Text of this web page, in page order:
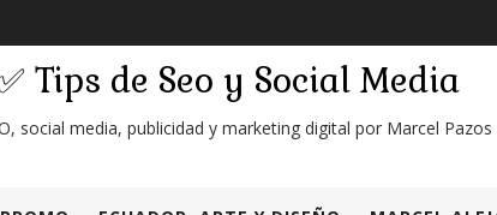
Tips de Seo y Social Media
social media, publicidad y marketing digital por Marcel Pazos